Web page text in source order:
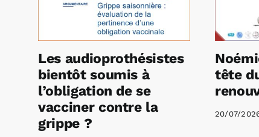
Les audioprothésistes
bientôt soumis à
l’obligation de se
vacciner contre la
grippe ?
tête
20/07/